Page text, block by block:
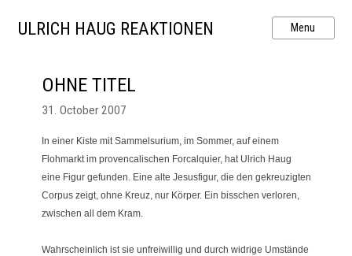
ULRICH HAUG REAKTIONEN
OHNE TITEL
31. October 2007
In einer Kiste mit Sammelsurium, im Sommer, auf einem
Flohmarkt im provencalischen Forcalquier, hat Ulrich Haug
eine Figur gefunden. Eine alte Jesusfigur, die den gekreuzigten
Corpus zeigt, ohne Kreuz, nur Körper. Ein bisschen verloren,
zwischen all dem Kram.
Wahrscheinlich ist sie unfreiwillig und durch widrige Umstände